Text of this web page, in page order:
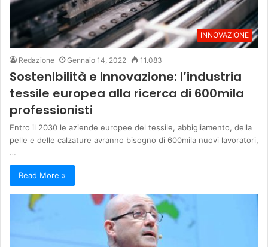
INNOVAZIONE
Redazione Gennaio 14, 2022 11.083
Sostenibilità e innovazione: l’industria
tessile europea alla ricerca di 600mila
professionisti
Entro il 2030 le aziende europee del tessile, abbigliamento, della
pelle e delle calzature avranno bisogno di 600mila nuovi lavoratori,
…
Read More »